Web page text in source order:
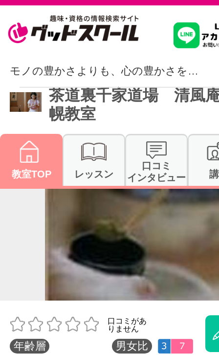
習いたいこ
スクールを
駅・路線か
通信講座を
体験レッス
やりたいこ
特集をみる
モノの豊かさよりも、心の豊かさを…
茶道裏千家道場 清風
幌教室
教室TOP レッスン
口コミ
インタビュー
年齢層 男女比